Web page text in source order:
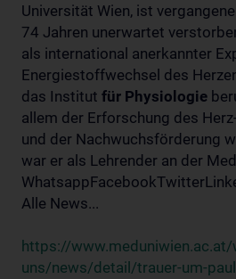
Universität Wien, ist
74 Jahren unerwartet
als international anerkannter
Energiestoffwechsel des
das Institut für Physiologie
allem der Erforschung des
und der Nachwuchsförderung
war er als Lehrender an der
Alle News...
https://
uns/news/detail/trauer-um-